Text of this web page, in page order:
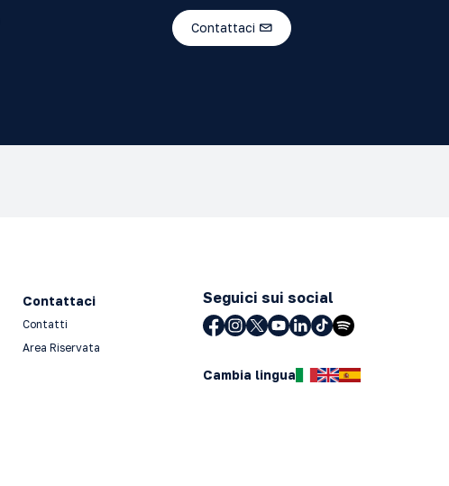
Contattaci
Contattaci
Contatti
Area Riservata
Seguici sui social
Cambia lingua